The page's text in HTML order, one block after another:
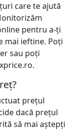
care te ajută
pentru a-ți
mai ieftine. Poți
sau poți
prețul
dacă prețul
să mai aștepți